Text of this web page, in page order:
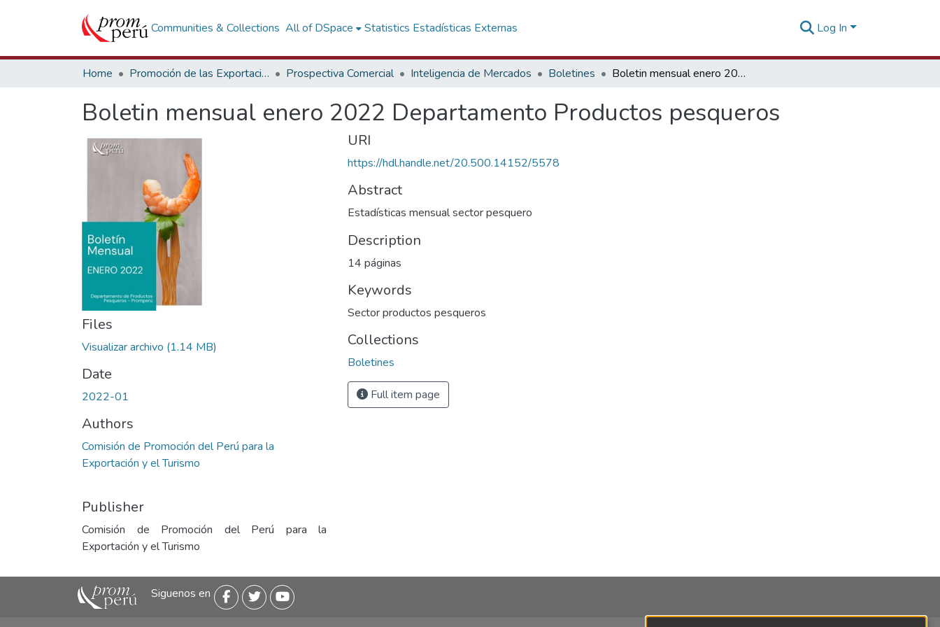
Communities & Collections All of DSpace Statistics Estadísticas Externas Log In
Home Promoción de las Exportaciones Prospectiva Comercial Inteligencia de Mercados Boletines Boletin mensual enero 2022 Departamento Productos pesqueros
Boletin mensual enero 2022 Departamento Productos pesqueros
Files
Visualizar archivo (1.14 MB)
Date
2022-01
Authors
Comisión de Promoción del Perú para la
Exportación y el Turismo
Publisher
Comisión de Promoción del Perú para la
Exportación y el Turismo
URI
https://hdl.handle.net/20.500.14152/5578
Abstract
Estadísticas mensual sector pesquero
Description
14 páginas
Keywords
Sector productos pesqueros
Collections
Boletines
Full item page
Siguenos en